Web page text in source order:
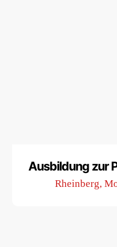
Ausbildung zur
Einsatzort
Rheinberg,